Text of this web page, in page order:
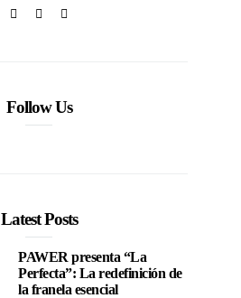
Follow Us
Latest Posts
PAWER presenta “La
Perfecta”: La redefinición de
la franela esencial